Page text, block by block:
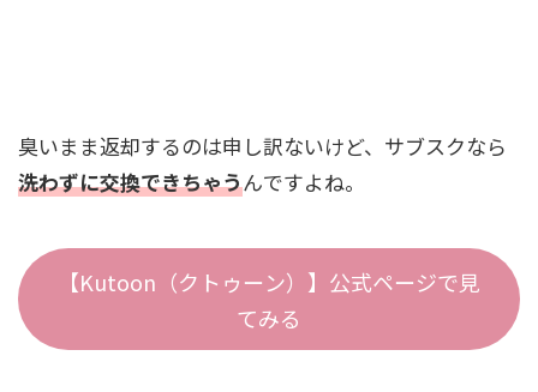
臭いまま返却するのは申し訳ないけど、サブスクなら
洗わずに交換できちゃうんですよね。
【Kutoon（クトゥーン）】公式ページで見
てみる